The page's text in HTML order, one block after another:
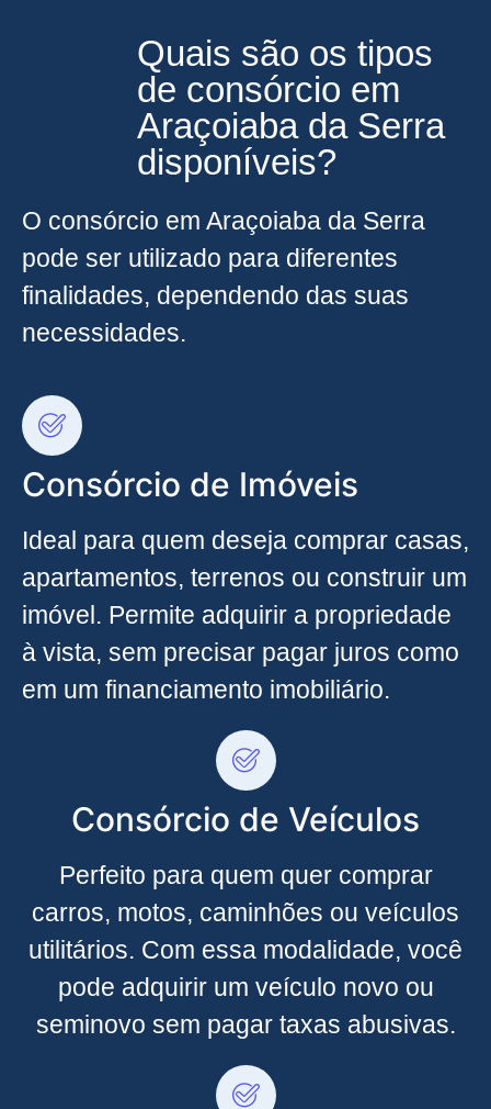
Quais são os tipos
de consórcio em
Araçoiaba da Serra
disponíveis?
O consórcio em Araçoiaba da Serra
pode ser utilizado para diferentes
finalidades, dependendo das suas
necessidades.
Consórcio de Imóveis
Ideal para quem deseja comprar casas,
apartamentos, terrenos ou construir um
imóvel. Permite adquirir a propriedade
à vista, sem precisar pagar juros como
em um financiamento imobiliário.
Consórcio de Veículos
Perfeito para quem quer comprar
carros, motos, caminhões ou veículos
utilitários. Com essa modalidade, você
pode adquirir um veículo novo ou
seminovo sem pagar taxas abusivas.